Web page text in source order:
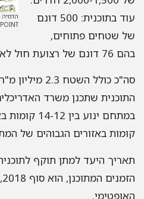
הדמיה
עוד בתוכנית: 500 דונם
של שטחים פתוחים,
בהם 76 דונם של רצועת חול לאורך הפארק החופי.
סה"כ כולל
התוכנית שתכנן משרד
קומות באזורים הגבוהים של
תאריך היעד למתן תוקף
האופטימי.